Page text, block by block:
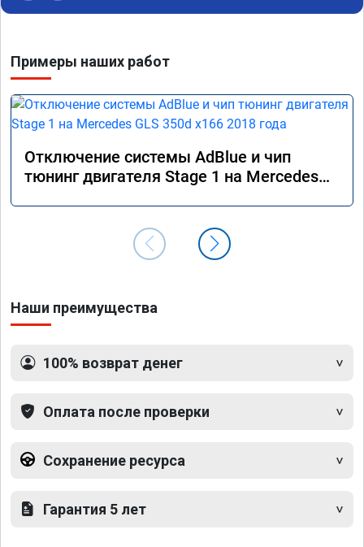
Примеры наших работ
Отключение системы AdBlue и чип
тюнинг двигателя Stage 1 на Mercedes
Наши преимущества
100% возврат денег
Оплата после проверки
Сохранение ресурса
Гарантия 5 лет